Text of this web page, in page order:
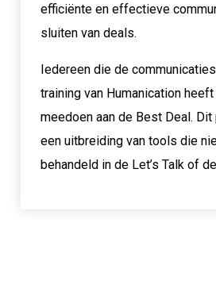
efficiënte en effectieve
sluiten van deals.
Iedereen die de
training van Humanication
meedoen aan de Best Deal.
een uitbreiding van tools die
behandeld in de Let’s Talk of